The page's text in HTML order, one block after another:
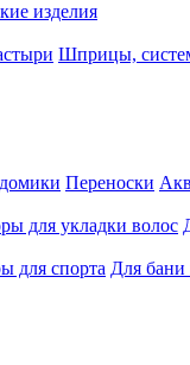
изделия
Шприцы,
Переноски
для укладки волос
для спорта Для бани